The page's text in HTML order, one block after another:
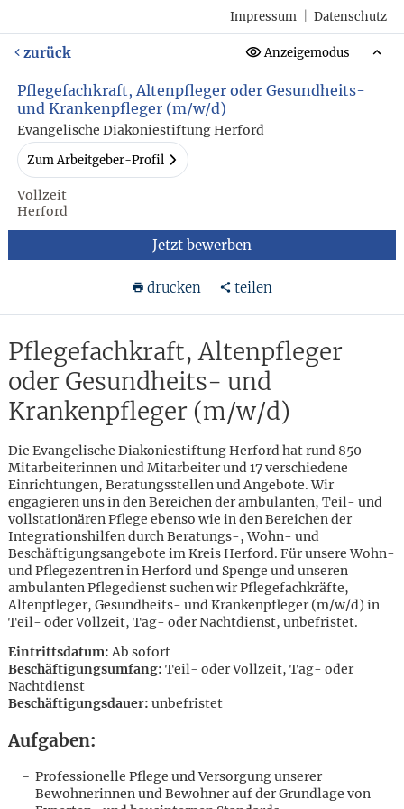
Impressum Datenschutz
zurück Anzeigemodus
Pflegefachkraft, Altenpfleger oder Gesundheits-
und Krankenpfleger (m/w/d)
Evangelische Diakoniestiftung Herford
Zum Arbeitgeber-Profil
Vollzeit
Herford
Jetzt bewerben
drucken teilen
Pflegefachkraft, Altenpfleger
oder Gesundheits- und
Krankenpfleger (m/w/d)
Die Evangelische Diakoniestiftung Herford hat rund 850
Mitarbeiterinnen und Mitarbeiter und 17 verschiedene
Einrichtungen, Beratungsstellen und Angebote. Wir
engagieren uns in den Bereichen der ambulanten, Teil- und
vollstationären Pflege ebenso wie in den Bereichen der
Integrationshilfen durch Beratungs-, Wohn- und
Beschäftigungsangebote im Kreis Herford. Für unsere Wohn-
und Pflegezentren in Herford und Spenge und unseren
ambulanten Pflegedienst suchen wir Pflegefachkräfte,
Altenpfleger, Gesundheits- und Krankenpfleger (m/w/d) in
Teil- oder Vollzeit, Tag- oder Nachtdienst, unbefristet.
Eintrittsdatum:Ab sofort
Beschäftigungsumfang: Teil- oder Vollzeit, Tag- oder
Nachtdienst
Beschäftigungsdauer: unbefristet
Aufgaben:
Professionelle Pflege und Versorgung unserer
Bewohnerinnen und Bewohner auf der Grundlage von